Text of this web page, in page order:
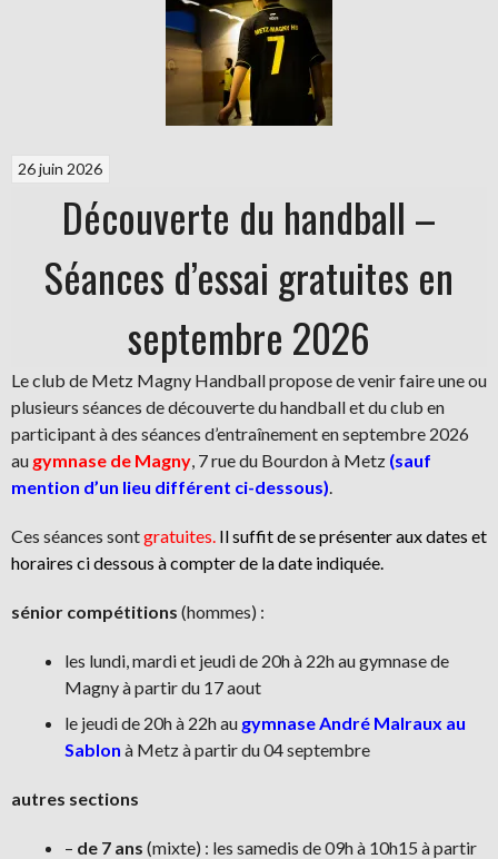
26 juin 2026
Découverte du handball –
Séances d’essai gratuites en
septembre 2026
Le club de Metz Magny Handball propose de venir faire une ou
plusieurs séances de découverte du handball et du club en
participant à des séances d’entraînement en septembre 2026
au gymnase de Magny, 7 rue du Bourdon à Metz (sauf
mention d’un lieu différent ci-dessous).
Ces séances sontgratuites. Il suffit de se présenter aux dates et
horaires ci dessous à compter de la date indiquée.
sénior compétitions (hommes) :
les lundi, mardi et jeudi de 20h à 22h au gymnase de
Magny à partir du 17 aout
le jeudi de 20h à 22h au gymnase André Malraux au
Sablon à Metz à partir du 04 septembre
autres sections
– de 7 ans (mixte) : les samedis de 09h à 10h15 à partir